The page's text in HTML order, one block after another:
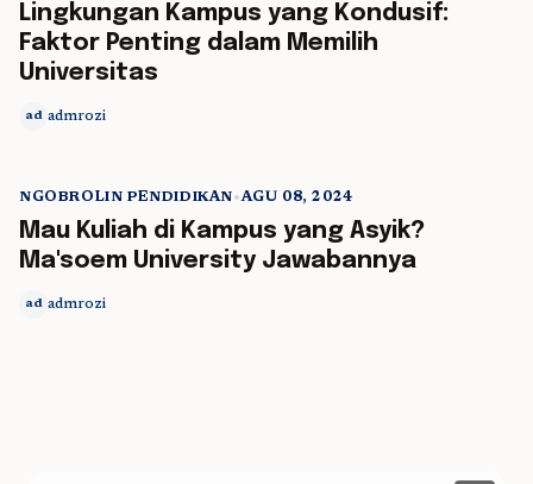
5 min read
Lingkungan Kampus yang Kondusif:
Faktor Penting dalam Memilih
Universitas
ad admrozi
5 min read
NGOBROLIN PENDIDIKAN•AGU 08, 2024
Mau Kuliah di Kampus yang Asyik?
Ma'soem University Jawabannya
ad admrozi